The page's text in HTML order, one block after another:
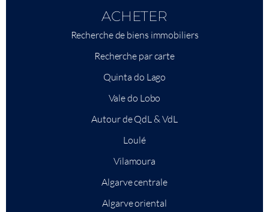
ACHETER
Recherche de biens immobiliers
Recherche par carte
Quinta do Lago
Vale do Lobo
Autour de QdL & VdL
Loulé
Vilamoura
Algarve centrale
Algarve oriental